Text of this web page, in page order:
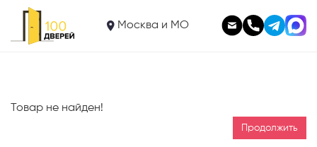
Москва и МО
Товар не найден!
Продолжить